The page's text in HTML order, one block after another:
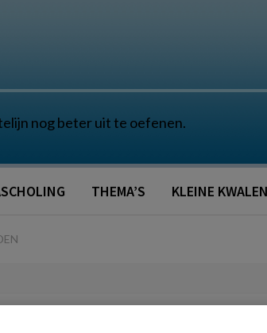
nog beter uit te oefenen.
THEMA’S KLEINE KWALEN